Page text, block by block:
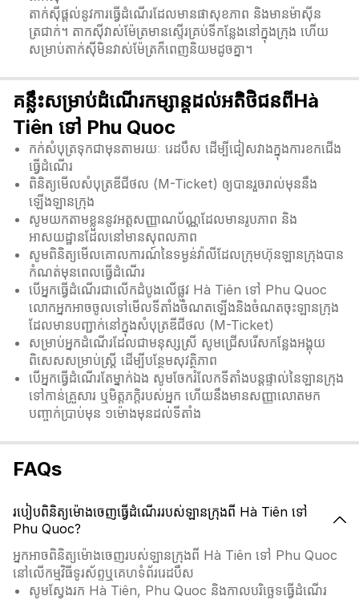
តាក់ស៊ីផ្តល់នូវការធ្វើដំណើរដែលមានផាសុខភាព និងមានម៉ាស៊ីន
ត្រជាក់។ តាកសុីវាស់ម៉ែត្រមានស្ទើរគ្រប់ទីកន្លែងនៅក្នុងក្រុង ហើយ
សម្រាប់តាក់សុីមិនវាស់ម៉ែត្រក៏ពេញនិយមដូចគ្នា។
គន្លឹះសម្រាប់ដំណើរកម្សាន្តដល់អតិថិជនពីHà
Tiên ទៅ Phu Quoc
កក់សំបុត្រទុកជាមុនតាមរយៈ រេដបឹស ដើម្បីជៀសវាងក្នុងការខកជើង
ធ្វើដំណើរ
ពិនិត្យមើលសំបុត្រឌីជីថល (M-Ticket) ឲ្យបានរួចរាល់មុននឹង
ឡើងឡានក្រុង
សូមយកតាមខ្លួននូវអត្តសញ្ញាណប័ណ្ណដែលមានរូបភាព និង
អាសយដ្ឋានដែលនៅមានសុពលភាព
សូមពិនិត្យមើលគោលការណ៍នៃទម្ងន់វ៉ាលីដែលក្រុមហ៊ុនឡានក្រុងបាន
កំណត់មុនពេលធ្វើដំណើរ
បើអ្នកធ្វើដំណើរជាលើកដំបូងលើផ្លូវ Hà Tiên ទៅ Phu Quoc
លោកអ្នកអាចចូលទៅមើលទីតាំងចំណតឡើងនិងចំណតចុះឡានក្រុង
ដែលមានបញ្ជាក់នៅក្នុងសំបុត្រឌីជីថល (M-Ticket)
សម្រាប់អ្នកដំណើរដែលជាមនុស្សស្រី សូមជ្រើសរើសកន្លែងអង្គុយ
ពិសេសសម្រាប់ស្ត្រី ដើម្បីបន្ថែមសុវត្ថិភាព
បើអ្នកធ្វើដំណើរតែម្នាក់ឯង សូមចែករំលែកទីតាំងបន្តផ្ទាល់នៃឡានក្រុង
ទៅកាន់គ្រួសារ ឬមិត្តភក្តិរបស់អ្នក ហើយនឹងមានសញ្ញាលោតមក
បញ្ចាក់ប្រាប់មុន ១ម៉ោងមុនដល់ទីតាំង
FAQs
របៀបពិនិត្យម៉ោងចេញធ្វើដំណើររបស់ឡានក្រុងពី Hà Tiên ទៅ
Phu Quoc?
អ្នកអាចពិនិត្យម៉ោងចេញរបស់ឡានក្រុងពី Hà Tiên ទៅ Phu Quoc
នៅលើកម្មវិធីទូរស័ព្ទឬគេហទំព័ររេដបឹស
សូមស្វែងរក Hà Tiên, Phu Quoc និងកាលបរិច្ឆេទធ្វើដំណើរ